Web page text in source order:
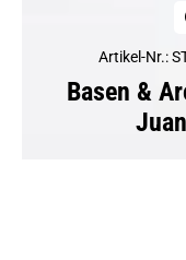
Artikel-Nr.:
Basen &